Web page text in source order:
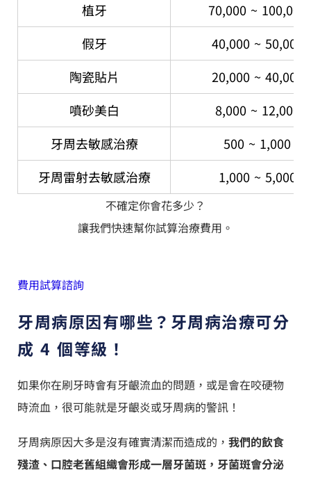
植牙
70,000 ~ 100,000
假牙
40,000 ~ 50,000
陶瓷貼片
20,000 ~ 40,000
噴砂美白
8,000 ~ 12,000
牙周去敏感治療
500 ~ 1,000 元
牙周雷射去敏感治療
1,000 ~ 5,000
不確定你會花多少？
讓我們快速幫你試算治療費用。
費用試算諮詢
牙周病原因有哪些？牙周病治療可分
成 4 個等級！
如果你在刷牙時會有牙齦流血的問題，或是會在咬硬物
時流血，很可能就是牙齦炎或牙周病的警訊！
牙周病原因大多是沒有確實清潔而造成的， 我們的飲食
殘渣、口腔老舊組織會形成一層牙菌斑，牙菌斑會分泌